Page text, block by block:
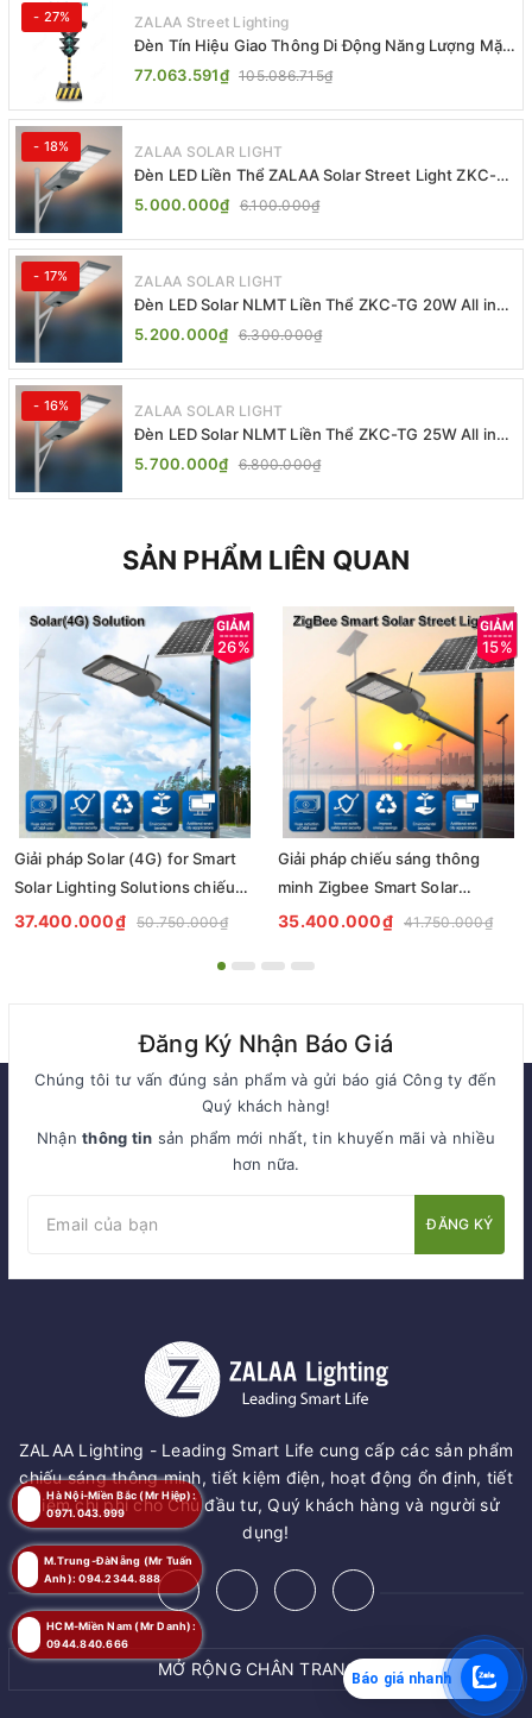
- 27% ZALAA Street Lighting
Đèn Tín Hiệu Giao Thông Di Động Năng Lượng Mặt
Trời ZALAA ZL-409300C
77.063.591₫ 105.086.715₫
- 18% ZALAA SOLAR LIGHT
Đèn LED Liền Thể ZALAA Solar Street Light ZKC-
TG 20W 25W 30W All In One
5.000.000₫ 6.100.000₫
- 17% ZALAA SOLAR LIGHT
Đèn LED Solar NLMT Liền Thể ZKC-TG 20W All in
One | ZALAA Street Light
5.200.000₫ 6.300.000₫
- 16% ZALAA SOLAR LIGHT
Đèn LED Solar NLMT Liền Thể ZKC-TG 25W All in
One | ZALAA Street Light
5.700.000₫ 6.800.000₫
SẢN PHẨM LIÊN QUAN
26%
Giải pháp Solar (4G) for Smart
Solar Lighting Solutions chiếu
sáng thông minh cho đèn
37.400.000₫ 50.750.000₫
15%
Giải pháp chiếu sáng thông
minh Zigbee Smart Solar
Lighting Solutions cho đèn
35.400.000₫ 41.750.000₫
Đăng Ký Nhận Báo Giá
Chúng tôi tư vấn đúng sản phẩm và gửi báo giá Công ty đến
Quý khách hàng!
Nhậnthông tin sản phẩm mới nhất, tin khuyến mãi và nhiều
hơn nữa.
ĐĂNG KÝ
ZALAA Lighting - Leading Smart Life cung cấp các sản phẩm
chiếu sáng thông minh, tiết kiệm điện, hoạt động ổn định, tiết
kiệm chi phí cho Chủ đầu tư, Quý khách hàng và người sử
dụng!
MỞ RỘNG CHÂN TRANG
HCM-Miền Nam (Mr Danh):
0944.840.666
Hà Nội-Miền Bắc (Mr Hiệp):
0971.043.999
M.Trung-ĐàNẵng (Mr Tuấn
Anh): 094.2344.888
Báo giá nhanh